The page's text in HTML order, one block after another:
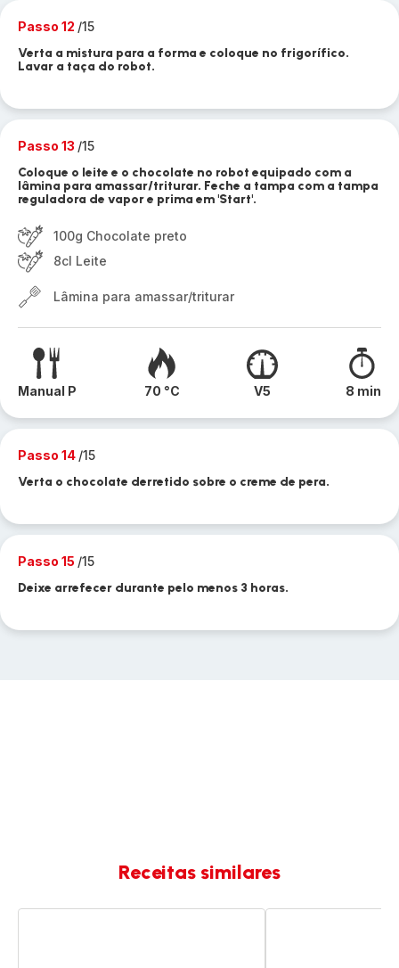
Passo 12 /15
Verta a mistura para a forma e coloque no frigorífico.
Lavar a taça do robot.
Passo 13 /15
Coloque o leite e o chocolate no robot equipado com a
lâmina para amassar/triturar. Feche a tampa com a tampa
reguladora de vapor e prima em 'Start'.
100g Chocolate preto
8cl Leite
Lâmina para amassar/triturar
Manual P 70 °C V5 8 min
Passo 14 /15
Verta o chocolate derretido sobre o creme de pera.
Passo 15 /15
Deixe arrefecer durante pelo menos 3 horas.
Receitas similares